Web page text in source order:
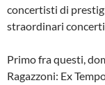
concertisti di
straordinari
Primo fra questi,
Ragazzoni: Ex